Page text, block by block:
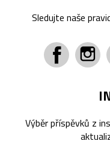
Sledujte naše
Výběr příspěvků z